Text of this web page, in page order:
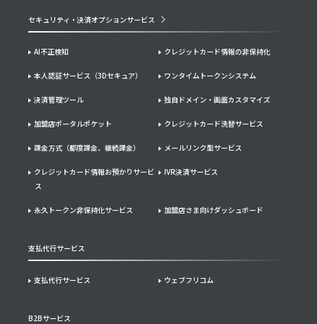
セキュリティ・決済オプションサービス
AI不正検知 クレジットカード情報の非保持化
本人認証サービス（3Dセキュア） ワンタイムトークンシステム
決済管理ツール 独自ドメイン・画面カスタマイズ
加盟店ポータルポケット クレジットカード洗替サービス
課金方式（都度課金、継続課金） メールリンク型サービス
クレジットカード情報お預かりサービ
ス
IVR決済サービス
永久トークン非保持化サービス 加盟店さま向けダッシュボード
支払代行サービス
支払代行サービス ウェブフリコム
B2Bサービス